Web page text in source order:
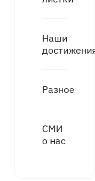
Наши
Разное
СМИ
о нас